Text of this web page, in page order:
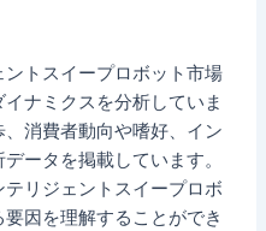
トスイープロボット市場
ナミクスを分析していま
消費者動向や嗜好、イン
ータを掲載しています。
リジェントスイープロボ
因を理解することができ